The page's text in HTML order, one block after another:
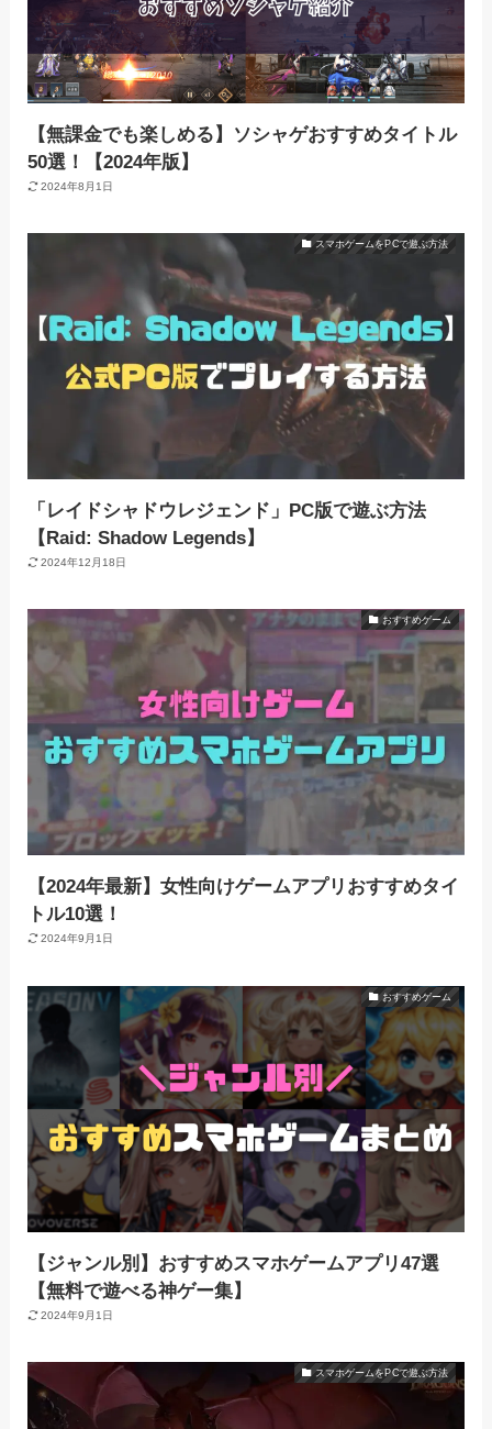
【無課金でも楽しめる】ソシャゲおすすめタイトル
50選！【2024年版】
2024年8月1日
スマホゲームをPCで遊ぶ方法
「レイドシャドウレジェンド」PC版で遊ぶ方法
【Raid: Shadow Legends】
2024年12月18日
おすすめゲーム
【2024年最新】女性向けゲームアプリおすすめタイ
トル10選！
2024年9月1日
おすすめゲーム
【ジャンル別】おすすめスマホゲームアプリ47選
【無料で遊べる神ゲー集】
2024年9月1日
スマホゲームをPCで遊ぶ方法